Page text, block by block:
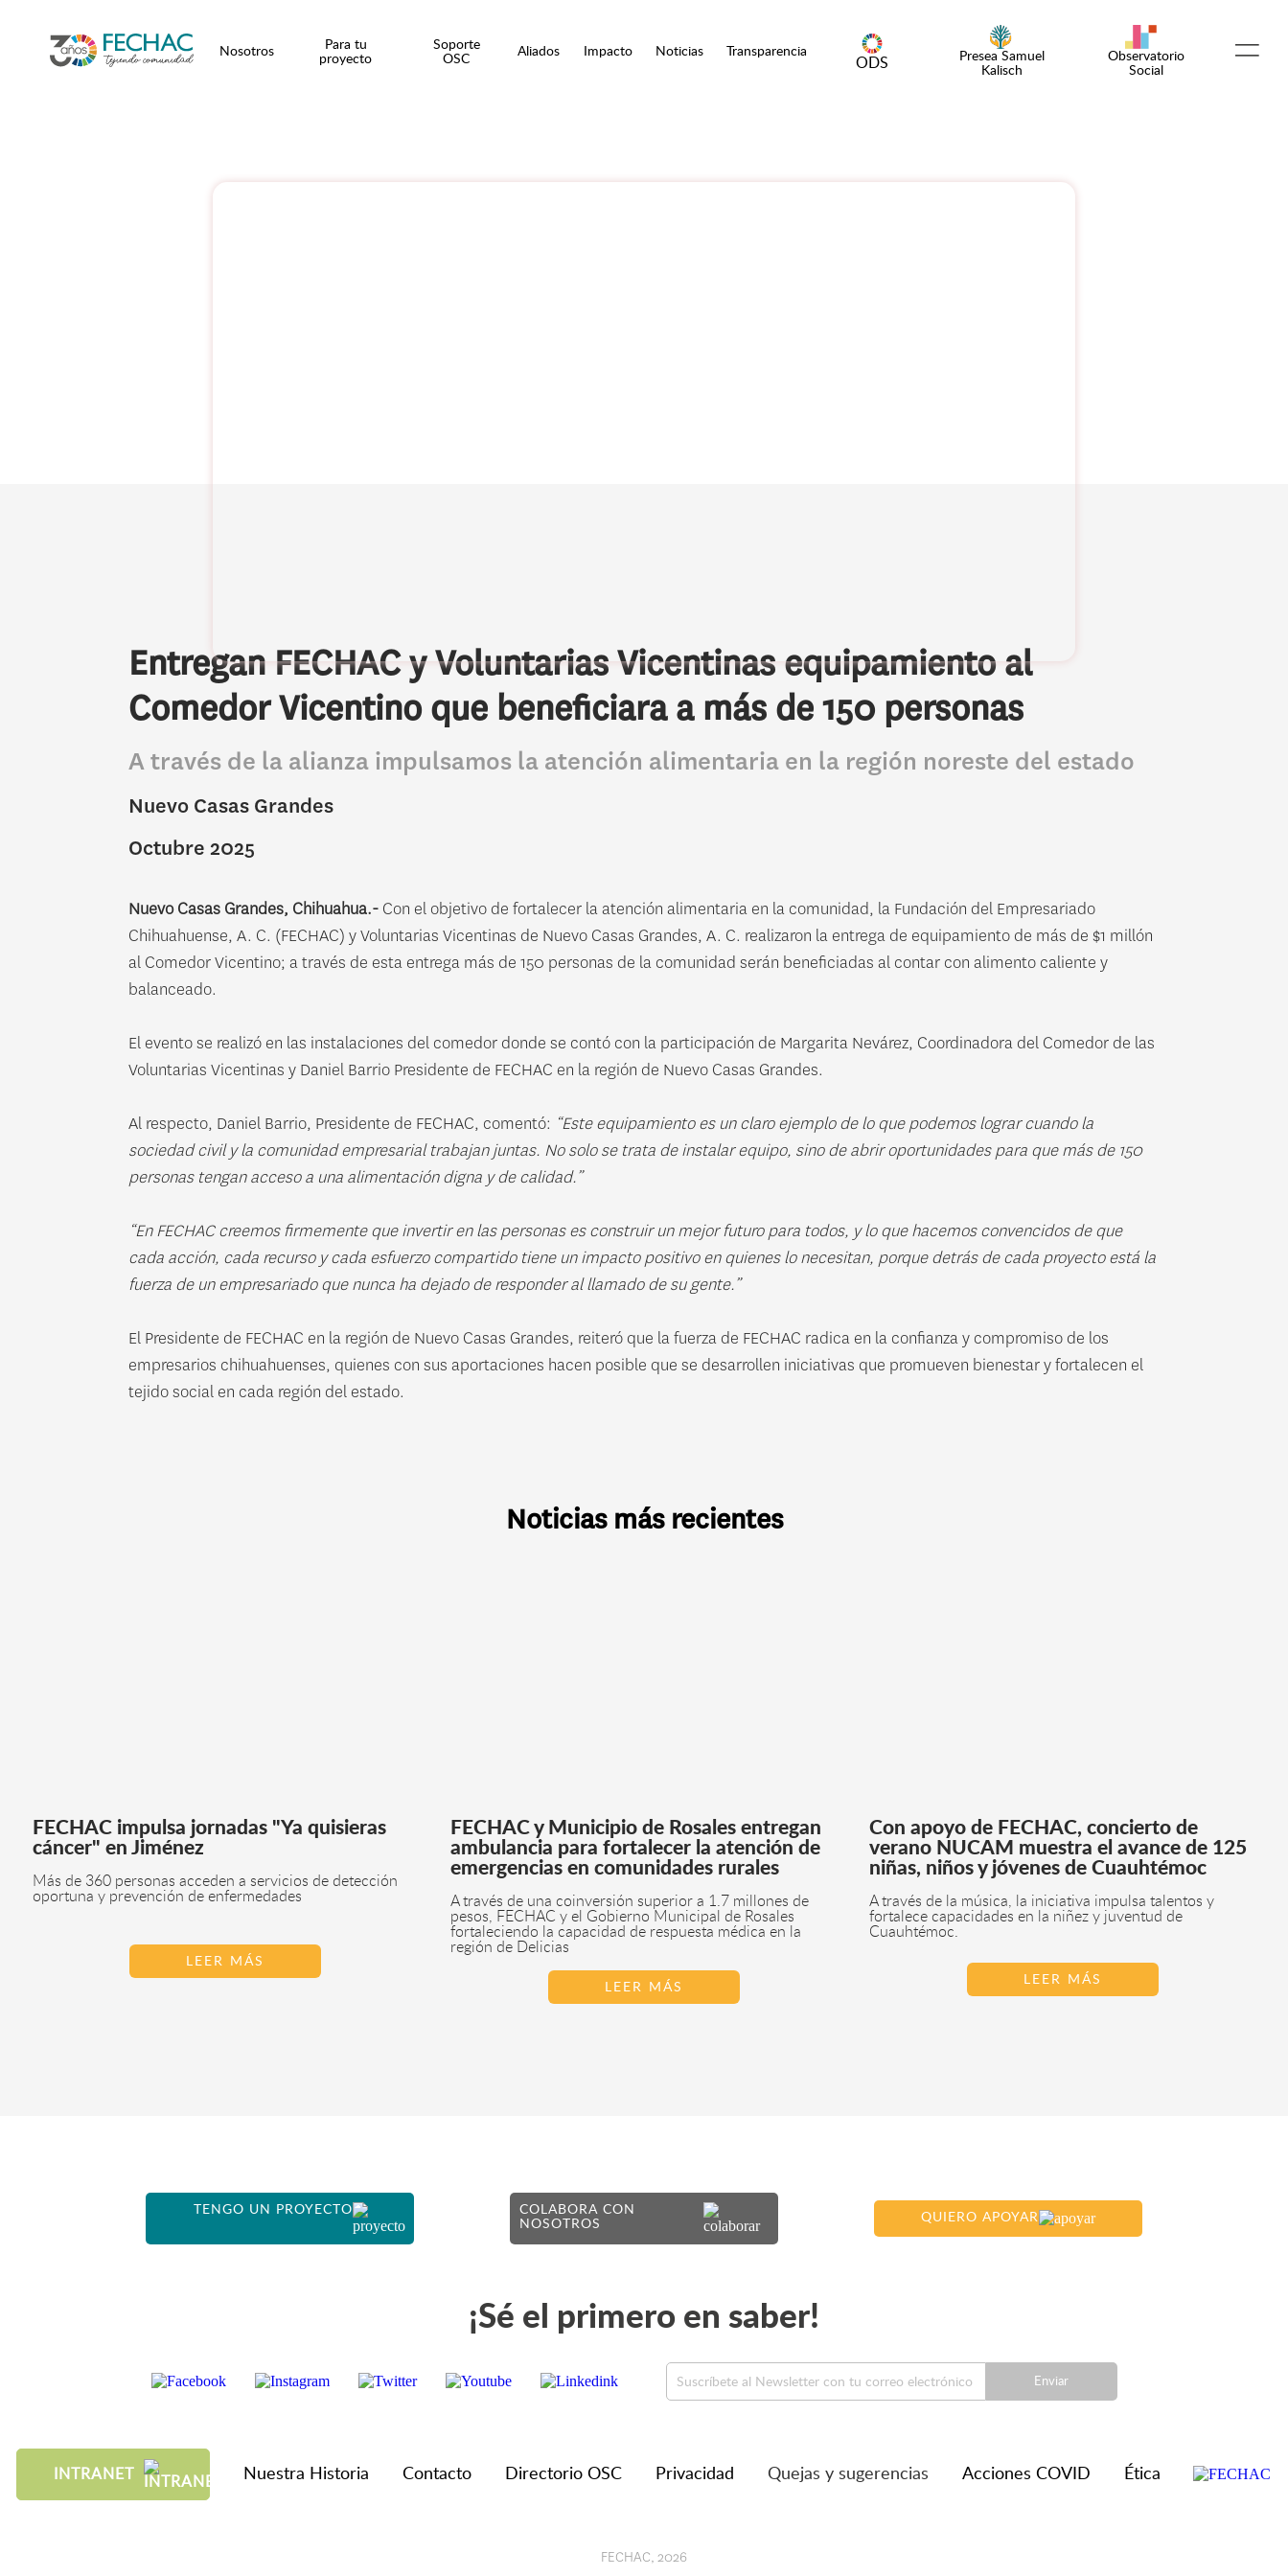
Nosotros
Para tu
proyecto
Soporte
OSC
Aliados Impacto Noticias Transparencia
ODS
Presea Samuel
Kalisch
Observatorio
Social
Entregan FECHAC y Voluntarias Vicentinas equipamiento al
Comedor Vicentino que beneficiara a más de 150 personas
A través de la alianza impulsamos la atención alimentaria en la región noreste del estado
Nuevo Casas Grandes
Octubre 2025
Nuevo Casas Grandes, Chihuahua.- Con el objetivo de fortalecer la atención alimentaria en la comunidad, la Fundación del Empresariado
Chihuahuense, A. C. (FECHAC) y Voluntarias Vicentinas de Nuevo Casas Grandes, A. C. realizaron la entrega de equipamiento de más de $1 millón
al Comedor Vicentino; a través de esta entrega más de 150 personas de la comunidad serán beneficiadas al contar con alimento caliente y
balanceado.
El evento se realizó en las instalaciones del comedor donde se contó con la participación de Margarita Nevárez, Coordinadora del Comedor de las
Voluntarias Vicentinas y Daniel Barrio Presidente de FECHAC en la región de Nuevo Casas Grandes.
Al respecto, Daniel Barrio, Presidente de FECHAC, comentó: “Este equipamiento es un claro ejemplo de lo que podemos lograr cuando la
sociedad civil y la comunidad empresarial trabajan juntas. No solo se trata de instalar equipo, sino de abrir oportunidades para que más de 150
personas tengan acceso a una alimentación digna y de calidad.”
“En FECHAC creemos firmemente que invertir en las personas es construir un mejor futuro para todos, y lo que hacemos convencidos de que
cada acción, cada recurso y cada esfuerzo compartido tiene un impacto positivo en quienes lo necesitan, porque detrás de cada proyecto está la
fuerza de un empresariado que nunca ha dejado de responder al llamado de su gente.”
El Presidente de FECHAC en la región de Nuevo Casas Grandes, reiteró que la fuerza de FECHAC radica en la confianza y compromiso de los
empresarios chihuahuenses, quienes con sus aportaciones hacen posible que se desarrollen iniciativas que promueven bienestar y fortalecen el
tejido social en cada región del estado.
Noticias más recientes
FECHAC impulsa jornadas "Ya quisieras
cáncer" en Jiménez
Más de 360 personas acceden a servicios de detección
oportuna y prevención de enfermedades
LEER MÁS
FECHAC y Municipio de Rosales entregan
ambulancia para fortalecer la atención de
emergencias en comunidades rurales
A través de una coinversión superior a 1.7 millones de
pesos, FECHAC y el Gobierno Municipal de Rosales
fortaleciendo la capacidad de respuesta médica en la
región de Delicias
LEER MÁS
Con apoyo de FECHAC, concierto de
verano NUCAM muestra el avance de 125
niñas, niños y jóvenes de Cuauhtémoc
A través de la música, la iniciativa impulsa talentos y
fortalece capacidades en la niñez y juventud de
Cuauhtémoc.
LEER MÁS
TENGO UN PROYECTO
COLABORA CON
NOSOTROS
QUIERO APOYAR
¡Sé el primero en saber!
Enviar
INTRANET Nuestra Historia Contacto Directorio OSC Privacidad Quejas y sugerencias Acciones COVID Ética
FECHAC, 2026